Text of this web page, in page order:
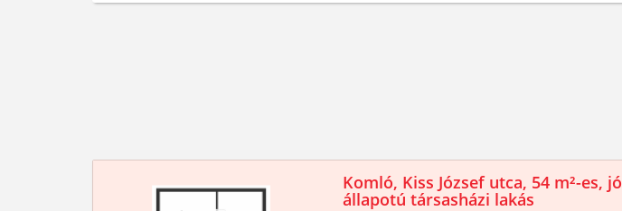
Komló, Kiss József utca, 54 m²-es, jó
állapotú társasházi lakás